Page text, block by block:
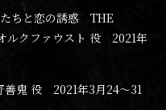
ちと恋の誘惑 THE
ルクファウスト 役 2021年
善鬼 役 2021年3月24〜31